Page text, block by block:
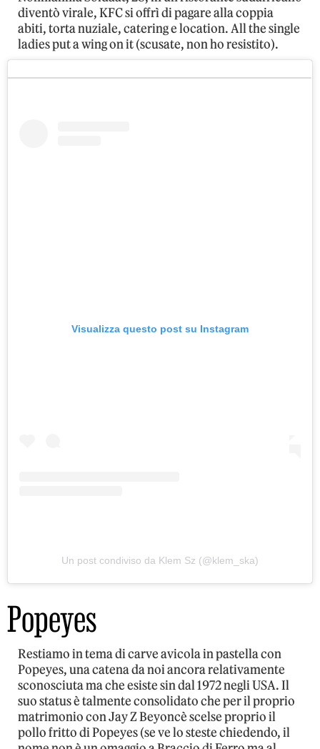
diventò virale, KFC si offrì di pagare alla coppia
abiti, torta nuziale, catering e location. All the single
ladies put a wing on it (scusate, non ho resistito).
Visualizza questo post su Instagram
Un post condiviso da Klem Sz (@klem_ska)
Popeyes
Restiamo in tema di carve avicola in pastella con
Popeyes, una catena da noi ancora relativamente
sconosciuta ma che esiste sin dal 1972 negli USA. Il
suo status è talmente consolidato che per il proprio
matrimonio con Jay Z Beyoncè scelse proprio il
pollo fritto di Popeyes (se ve lo steste chiedendo, il